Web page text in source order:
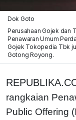
Dok Goto
Perusahaan Gojek dan
Penawaran Umum
Gojek Tokopedia Tbk
Gotong Royong.
rangkaian
Public Offering